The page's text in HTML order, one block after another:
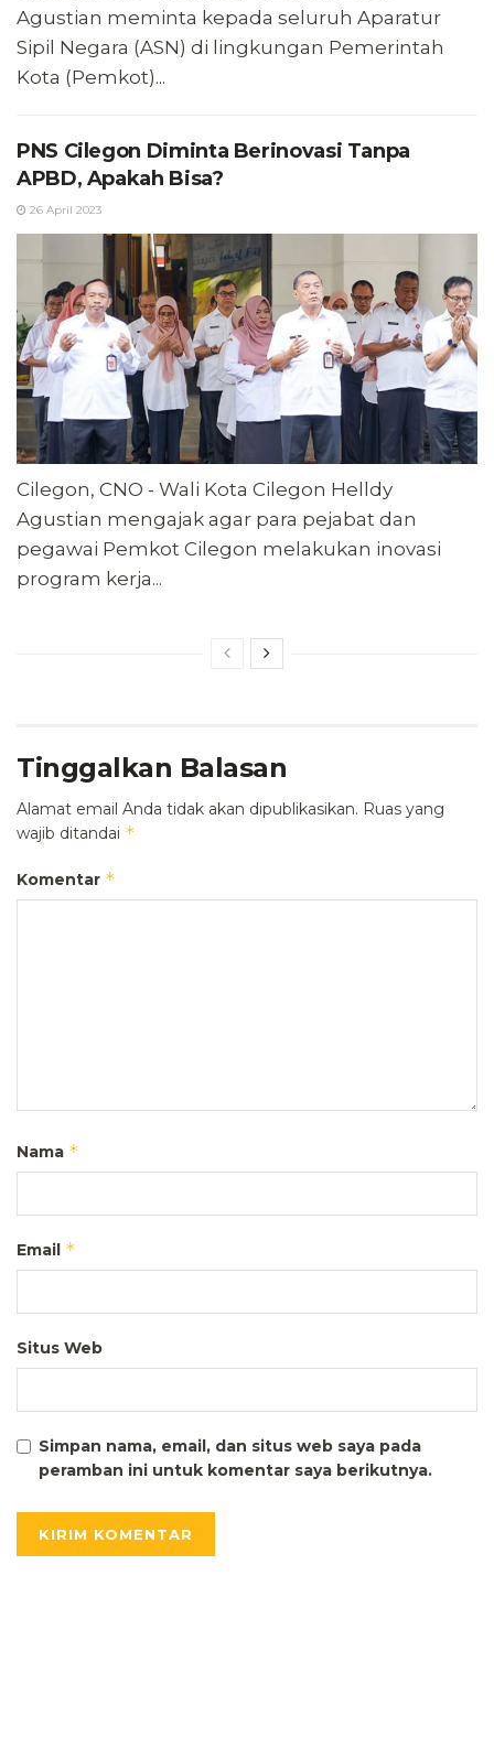
Agustian meminta kepada seluruh Aparatur
Sipil Negara (ASN) di lingkungan Pemerintah
Kota (Pemkot)...
PNS Cilegon Diminta Berinovasi Tanpa
APBD, Apakah Bisa?
26 April 2023
Cilegon, CNO - Wali Kota Cilegon Helldy
Agustian mengajak agar para pejabat dan
pegawai Pemkot Cilegon melakukan inovasi
program kerja...
Tinggalkan Balasan
Alamat email Anda tidak akan dipublikasikan. Ruas yang
wajib ditandai *
Komentar *
Nama *
Email *
Situs Web
Simpan nama, email, dan situs web saya pada
peramban ini untuk komentar saya berikutnya.